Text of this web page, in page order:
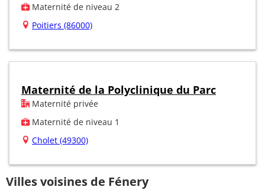
Maternité de niveau 2
Poitiers (86000)
Maternité de la Polyclinique du Parc
Maternité privée
Maternité de niveau 1
Cholet (49300)
Villes voisines de Fénery